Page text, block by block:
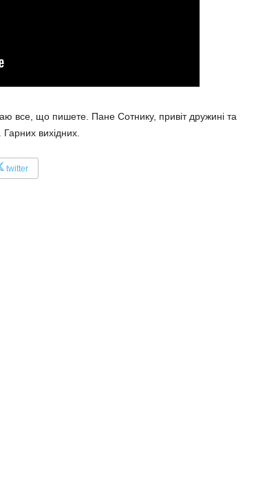
все, що пишете. Пане Сотнику, привіт дружині та
вихідних.
twitter